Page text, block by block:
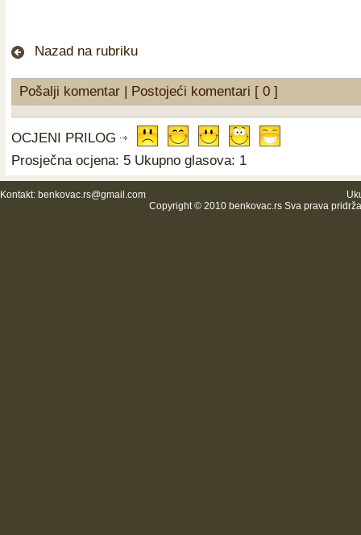
Nazad na rubriku
Pošalji komentar | Postojeći komentari [ 0 ]
OCJENI PRILOG
Prosječna ocjena: 5 Ukupno glasova: 1
Kontakt: benkovac.rs@gmail.com
Copyright © 2010 benkovac.rs Sva prava